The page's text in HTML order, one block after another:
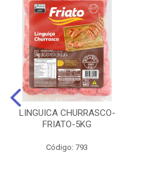
LINGUICA CHURRASCO-
FRIATO-5KG
Código: 793